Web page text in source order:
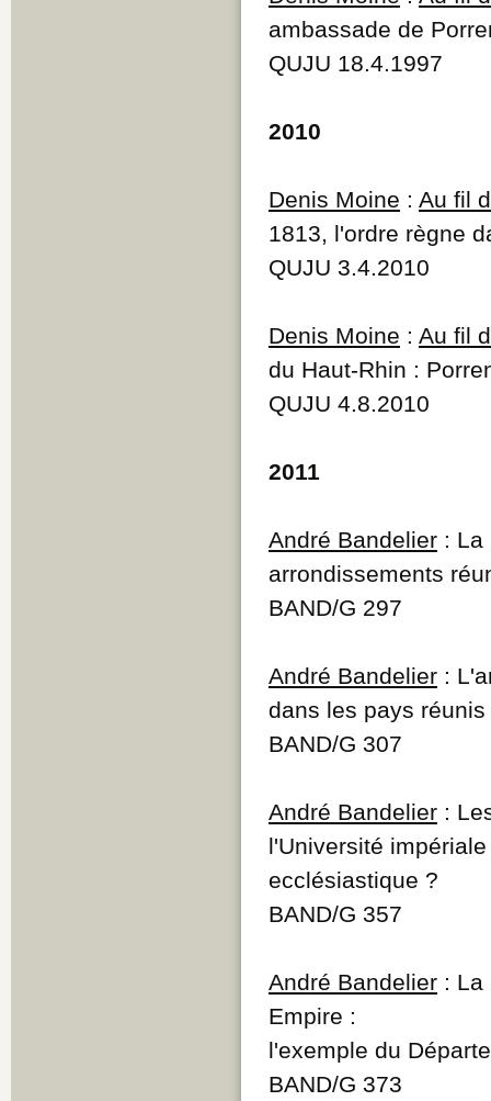
ambassade de
QUJU 18.4.1997
2010
Denis Moine : Au fil
1813, l'ordre règne
QUJU 3.4.2010
Denis Moine : Au fil
du Haut-Rhin :
QUJU 4.8.2010
2011
André Bandelier : La
arrondissements
BAND/G 297
André Bandelier :
dans les pays réunis
BAND/G 307
André Bandelier :
l'Université
ecclésiastique ?
BAND/G 357
André Bandelier : La
Empire :
l'exemple du
BAND/G 373